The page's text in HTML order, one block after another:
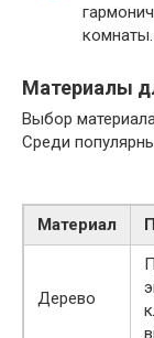
комнаты.
Материалы
Выбор
Среди
Материал
Дерево